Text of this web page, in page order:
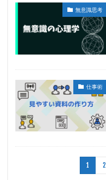
無意識思考
仕事術
1 2